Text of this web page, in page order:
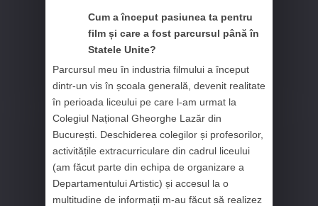
Cum a început pasiunea ta pentru
film și care a fost parcursul până în
Statele Unite?
Parcursul meu în industria filmului a început
dintr-un vis în școala generală, devenit realitate
în perioada liceului pe care l-am urmat la
Colegiul Național Gheorghe Lazăr din
București. Deschiderea colegilor și profesorilor,
activitățile extracurriculare din cadrul liceului
(am făcut parte din echipa de organizare a
Departamentului Artistic) și accesul la o
multitudine de informații m-au făcut să realizez